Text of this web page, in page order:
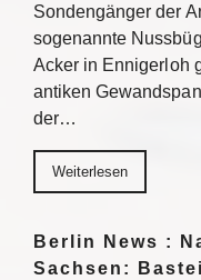
Sondengänger der
sogenannte
Acker in Ennigerloh
antiken
der…
Weiterlesen
Berlin News :
Sachsen: